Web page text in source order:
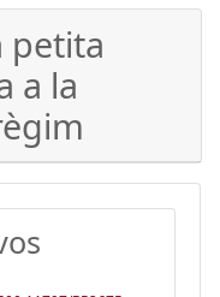
petita
a la